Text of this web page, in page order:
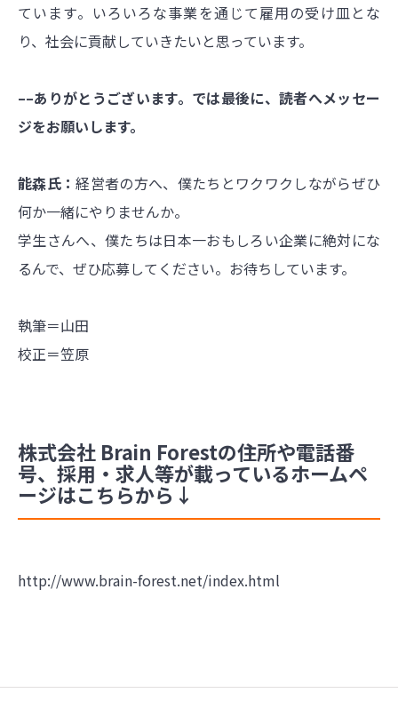
ています。いろいろな事業を通じて雇用の受け皿とな
り、社会に貢献していきたいと思っています。
––ありがとうございます。では最後に、読者へメッセー
ジをお願いします。
能森氏：経営者の方へ、僕たちとワクワクしながらぜひ
何か一緒にやりませんか。
学生さんへ、僕たちは日本一おもしろい企業に絶対にな
るんで、ぜひ応募してください。お待ちしています。
執筆＝山田
校正＝笠原
株式会社 Brain Forestの住所や電話番
号、採用・求人等が載っているホームペ
ージはこちらから↓
http://www.brain-forest.net/index.html